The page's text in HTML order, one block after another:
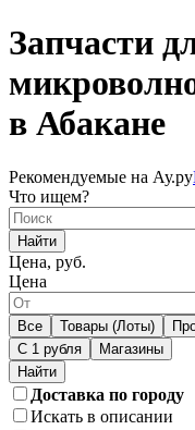
Запчасти
в Абакане
Рекомендуемые на Ау.ру
Что ищем?
Найти
Цена, руб.
Цена
Все Товары (Лоты)
С 1 рубля
Магазины
Доставка по городу
Искать в описании